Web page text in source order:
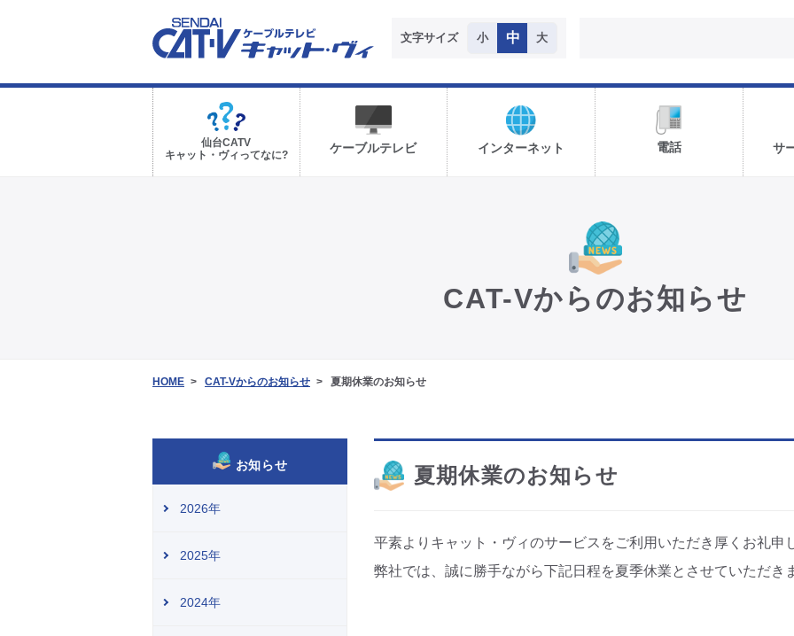
文字サイズ 小 中 大
仙台CATV
キャット・ヴィってなに?
ケーブルテレビ インターネット 電話 サ
CAT-Vからのお知らせ
HOME CAT-Vからのお知らせ 夏期休業のお知らせ
夏期休業のお知らせ
平素よりキャット・ヴィのサービスをご利用いただき厚くお礼申
弊社では、誠に勝手ながら下記日程を夏季休業とさせていただき
お知らせ
2026年
2025年
2024年